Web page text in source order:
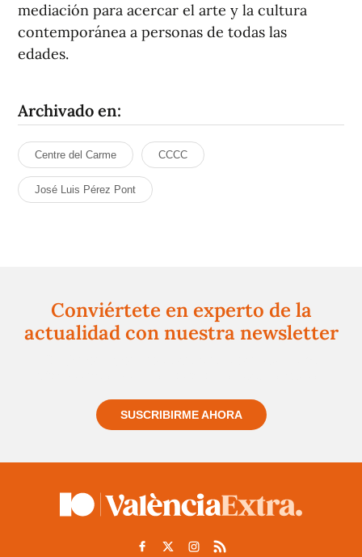
mediación para acercar el arte y la cultura
contemporánea a personas de todas las
edades.
Archivado en:
Centre del Carme CCCC
José Luis Pérez Pont
Conviértete en experto de la
actualidad con nuestra newsletter
SUSCRIBIRME AHORA